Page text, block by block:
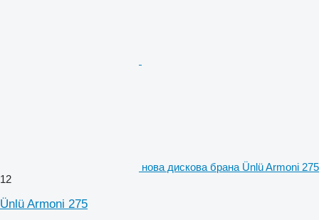
нова дискова брана Ünlü Armoni 275
12
Ünlü Armoni 275